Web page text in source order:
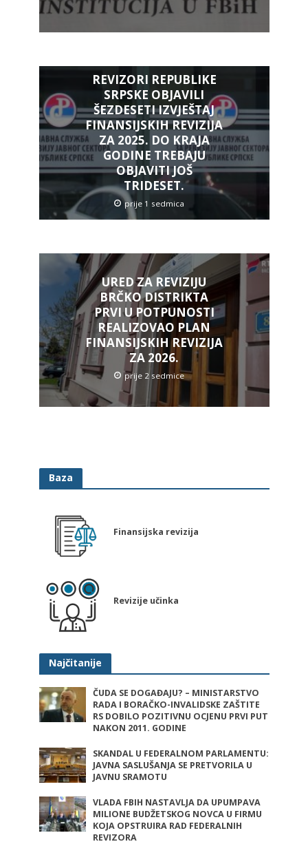
REVIZORI REPUBLIKE
SRPSKE OBJAVILI
ŠEZDESETI IZVJEŠTAJ
FINANSIJSKIH REVIZIJA
ZA 2025. DO KRAJA
GODINE TREBAJU
OBJAVITI JOŠ
TRIDESET.
prije 1 sedmica
URED ZA REVIZIJU
BRČKO DISTRIKTA
PRVI U POTPUNOSTI
REALIZOVAO PLAN
FINANSIJSKIH REVIZIJA
ZA 2026.
prije 2 sedmice
Baza
Finansijska revizija
Revizije učinka
Najčitanije
ČUDA SE DOGAĐAJU? – MINISTARSTVO
RADA I BORAČKO-INVALIDSKE ZAŠTITE
RS DOBILO POZITIVNU OCJENU PRVI PUT
NAKON 2011. GODINE
SKANDAL U FEDERALNOM PARLAMENTU:
JAVNA SASLUŠANJA SE PRETVORILA U
JAVNU SRAMOTU
VLADA FBIH NASTAVLJA DA UPUMPAVA
MILIONE BUDŽETSKOG NOVCA U FIRMU
KOJA OPSTRUIRA RAD FEDERALNIH
REVIZORA